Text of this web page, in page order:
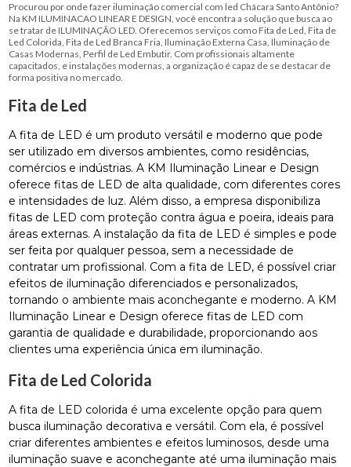
Procurou por onde fazer iluminação comercial com led Chácara Santo Antônio?
Na KM ILUMINACAO LINEAR E DESIGN, você encontra a solução que busca ao
se tratar de ILUMINAÇÃO LED. Oferecemos serviços como Fita de Led, Fita de
Led Colorida, Fita de Led Branca Fria, Iluminação Externa Casa, Iluminação de
Casas Modernas, Perfil de Led Embutir. Com profissionais altamente
capacitados, e instalações modernas, a organização é capaz de se destacar de
forma positiva no mercado.
Fita de Led
A fita de LED é um produto versátil e moderno que pode
ser utilizado em diversos ambientes, como residências,
comércios e indústrias. A KM Iluminação Linear e Design
oferece fitas de LED de alta qualidade, com diferentes cores
e intensidades de luz. Além disso, a empresa disponibiliza
fitas de LED com proteção contra água e poeira, ideais para
áreas externas. A instalação da fita de LED é simples e pode
ser feita por qualquer pessoa, sem a necessidade de
contratar um profissional. Com a fita de LED, é possível criar
efeitos de iluminação diferenciados e personalizados,
tornando o ambiente mais aconchegante e moderno. A KM
Iluminação Linear e Design oferece fitas de LED com
garantia de qualidade e durabilidade, proporcionando aos
clientes uma experiência única em iluminação.
Fita de Led Colorida
A fita de LED colorida é uma excelente opção para quem
busca iluminação decorativa e versátil. Com ela, é possível
criar diferentes ambientes e efeitos luminosos, desde uma
iluminação suave e aconchegante até uma iluminação mais